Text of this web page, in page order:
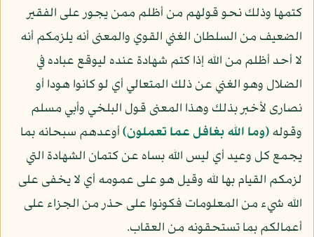
كتمها وذلك نحو قولهم من أظلم ممن يجور على الفقير
الضعيف من السلطان الغني القوي والمعنى أنه يلزمكم أنه
لا أحد أظلم من الله إذا كتم شهادة عنده ليوقع عباده في
الضلال وهو الغني عن ذلك المتعالي أي لو كانوا هودا أو
نصارى لأخبر بذلك وهذا المعنى قول البلخي وأبي مسلم
وقوله﴿وما الله بغافل عما تعملون﴾أوعدهم سبحانه بما
يجمع كل وعيد أي ليس الله بساه عن كتمان الشهادة التي
لزمكم القيام بها لله وقيل هو على عمومه أي لا يخفى على
الله شيء من المعلومات فكونوا على حذر من الجزاء على
أعمالكم بما تستحقونه من العقاب.